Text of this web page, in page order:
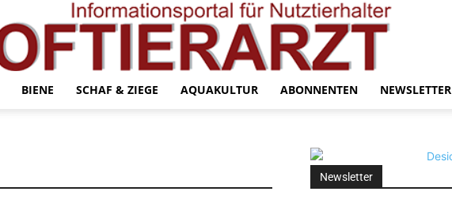
BIENE SCHAF & ZIEGE AQUAKULTUR ABONNENTEN NEWSLETTER
Newsletter